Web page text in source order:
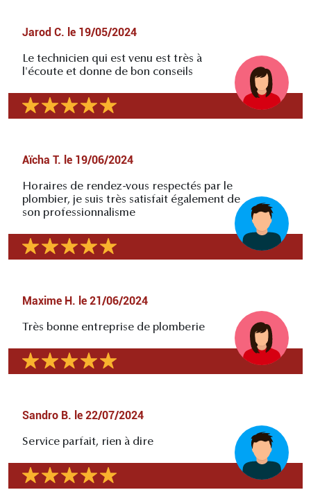
Jarod C. le 19/05/2024
Le technicien qui est venu est très à
l'écoute et donne de bon conseils
Aïcha T. le 19/06/2024
Horaires de rendez-vous respectés par le
plombier, je suis très satisfait également de
son professionnalisme
Maxime H. le 21/06/2024
Très bonne entreprise de plomberie
Sandro B. le 22/07/2024
Service parfait, rien à dire